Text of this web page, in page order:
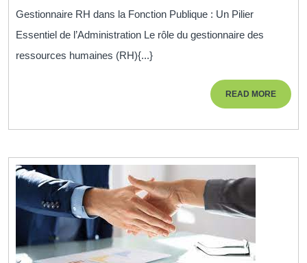
rôle
clé
gestionnaire
publique
pilier
de
l’administration
Gestionnaire RH dans la Fonction Publique : Un Pilier
Essentiel de l’Administration Le rôle du gestionnaire des
ressources humaines (RH){...}
READ MOREREAD
MORE